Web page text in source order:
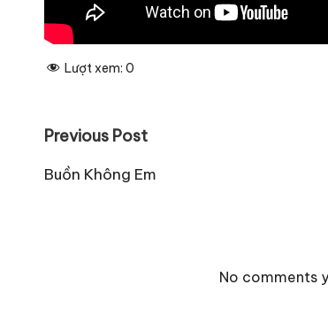
Lượt xem: 0
Post
navigation
Previous Post
Buồn Không Em
No comments